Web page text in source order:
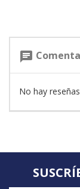
chat
No hay